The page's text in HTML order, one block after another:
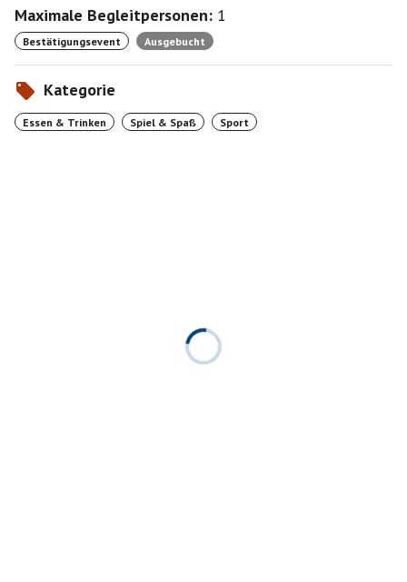
Maximale Begleitpersonen: 1
Bestätigungsevent Ausgebucht
Kategorie
Essen & Trinken Spiel & Spaß Sport